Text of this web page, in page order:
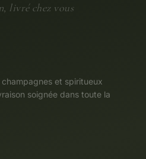
livré chez vous
et spiritueux
soignée dans toute la